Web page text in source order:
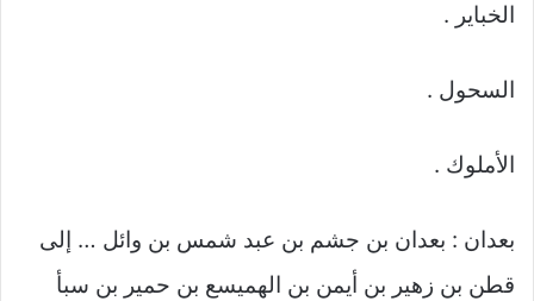
الخباير .
السحول .
الأملوك .
بعدان : بعدان بن جشم بن عبد شمس بن وائل … إلى
قطن بن زهير بن أيمن بن الهميسع بن حمير بن سبأ